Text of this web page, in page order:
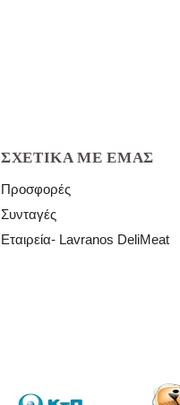
ΣΧΕΤΙΚΆ ΜΕ ΕΜΆΣ
Προσφορές
Συνταγές
Εταιρεία- Lavranos DeliMeat